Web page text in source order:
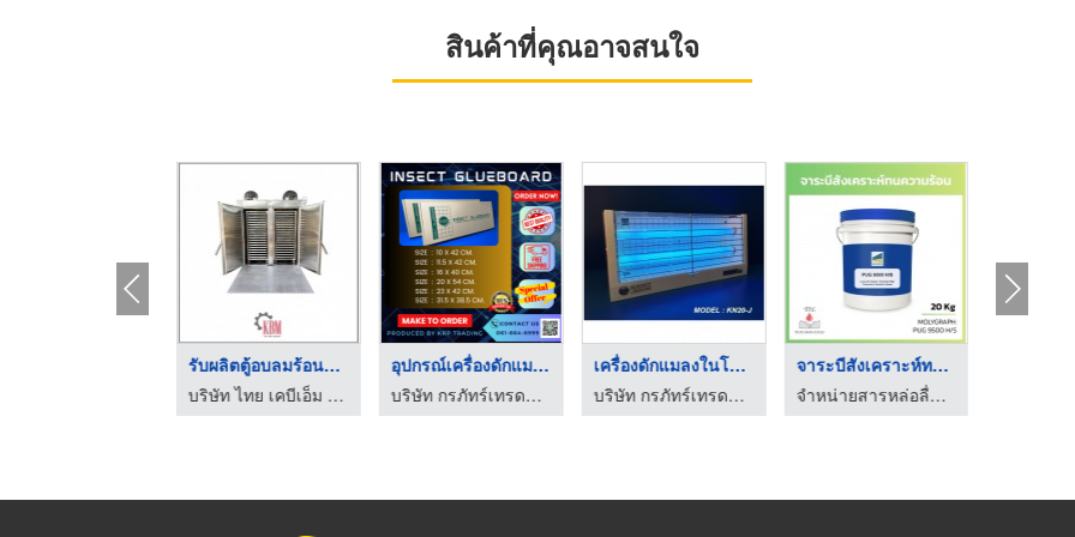
สินค้าที่คุณอาจสนใจ
รับผลิตตู้อบลมร้อนสแ ...
บริษัท ไทย เคบีเอ็ม อินดัสทรี จำกัด
อุปกรณ์เครื่องดักแมล ...
บริษัท กรภัทร์เทรดดิ้ง จำกัด
เครื่องดักแมลงในโรง ...
บริษัท กรภัทร์เทรดดิ้ง จำกัด
จาระบีสังเคราะห์ทนคว ...
จำหน่ายสารหล่อลื่นฟู้ดเกรด - ไทยอินเตอร์เทรด ลูบริแคนท์